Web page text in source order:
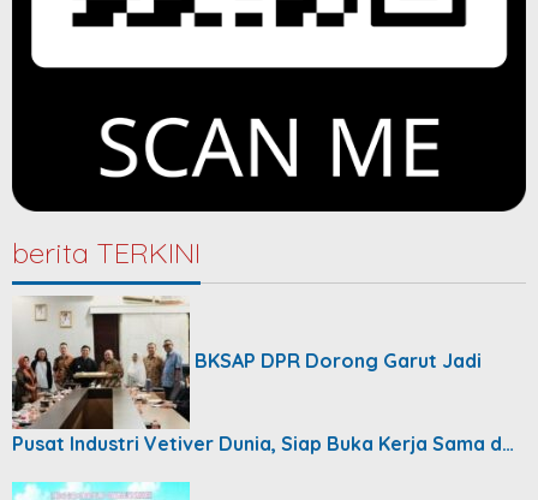
berita TERKINI
BKSAP DPR Dorong Garut Jadi
Pusat Industri Vetiver Dunia, Siap Buka Kerja Sama d…